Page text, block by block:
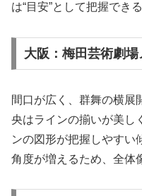
は“目安”として把握でき
大阪：梅田芸術劇
間口が広く、群舞の横展
央はラインの揃いが美し
ンの図形が把握しやすい
角度が増えるため、全体